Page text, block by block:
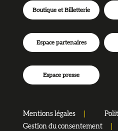
Mentions légales
Gestion du consentement
Boutique et Billetterie
Espace partenaires
Espace presse